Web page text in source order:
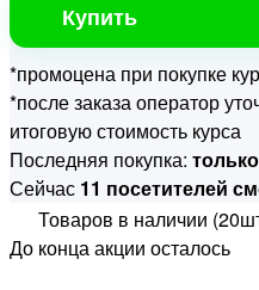
Купить
*промоцена при покупке
*после заказа оператор
итоговую стоимость курса
Последняя покупка:
Сейчас 11 посетителей
Товаров в наличии
До конца акции осталось